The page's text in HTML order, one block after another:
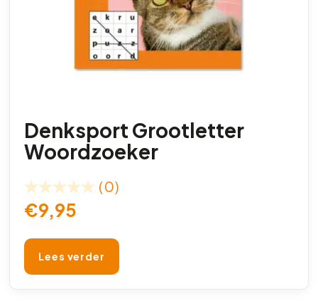
Denksport Grootletter
Woordzoeker
(0)
€9,95
Lees verder